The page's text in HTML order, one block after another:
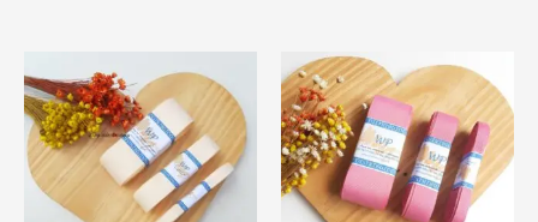
De
Preço:
R$ 4,73
Através
R$ 7,88
produto
tem
várias
variantes.
Faixa
De
Preço:
R$ 4,73
Através
R$ 9,98
tem